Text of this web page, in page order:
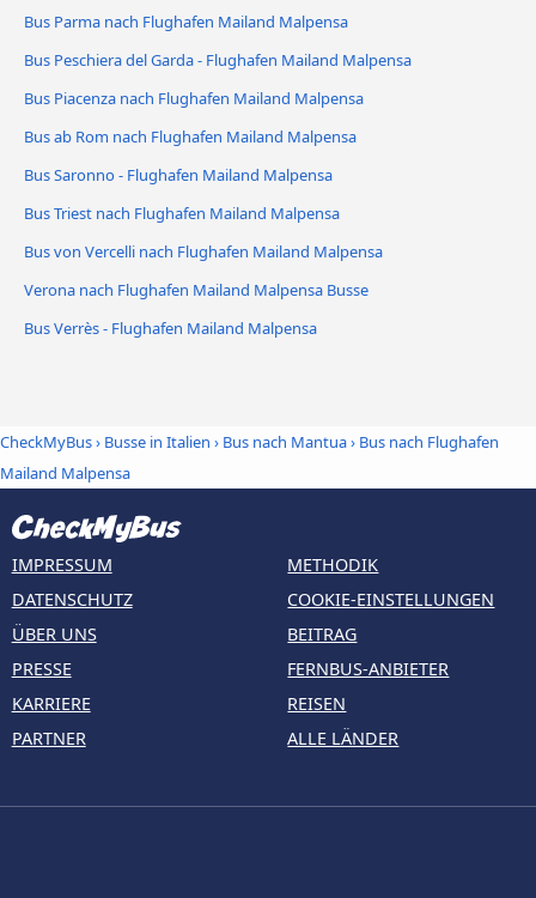
Bus Parma nach Flughafen Mailand Malpensa
Bus Peschiera del Garda - Flughafen Mailand Malpensa
Bus Piacenza nach Flughafen Mailand Malpensa
Bus ab Rom nach Flughafen Mailand Malpensa
Bus Saronno - Flughafen Mailand Malpensa
Bus Triest nach Flughafen Mailand Malpensa
Bus von Vercelli nach Flughafen Mailand Malpensa
Verona nach Flughafen Mailand Malpensa Busse
Bus Verrès - Flughafen Mailand Malpensa
CheckMyBus› Busse in Italien › Bus nach Mantua› Bus nach Flughafen
Mailand Malpensa
IMPRESSUM
DATENSCHUTZ
ÜBER UNS
PRESSE
KARRIERE
PARTNER
METHODIK
COOKIE-EINSTELLUNGEN
BEITRAG
FERNBUS-ANBIETER
REISEN
ALLE LÄNDER